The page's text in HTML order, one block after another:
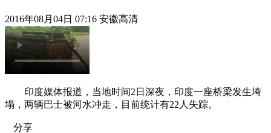
2016年08月04日 07:16 安徽高清
印度媒体报道，当地时间2日深夜，印度一座桥梁发生垮
塌，两辆巴士被河水冲走，目前统计有22人失踪。
分享